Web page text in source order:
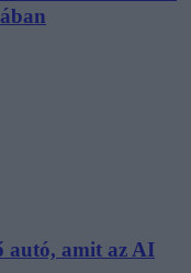
autó, amit az AI